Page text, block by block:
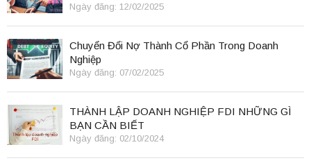
Ngày đăng: 12/02/2025
Chuyển Đổi Nợ Thành Cổ Phần Trong Doanh
Nghiệp
Ngày đăng: 07/02/2025
THÀNH LẬP DOANH NGHIỆP FDI NHỮNG GÌ
BẠN CẦN BIẾT
Ngày đăng: 02/10/2024